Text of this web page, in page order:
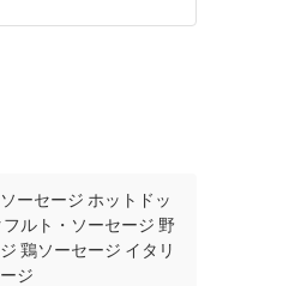
ーセージ ホットドッ
ルト・ソーセージ 野
鶏ソーセージ イタリ
ジ